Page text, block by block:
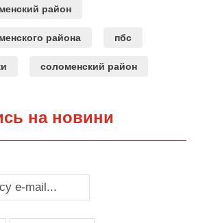
район
района пбс
соломенский район
на новини